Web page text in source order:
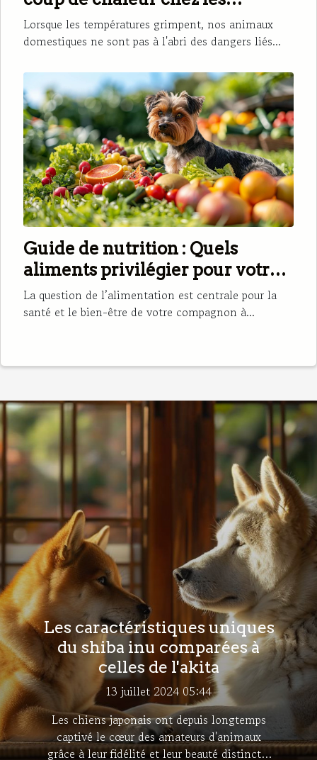
animaux domestiques
Lorsque les températures grimpent, nos animaux
domestiques ne sont pas à l'abri des dangers liés...
Guide de nutrition : Quels
aliments privilégier pour votre
petit chien ?
La question de l’alimentation est centrale pour la
santé et le bien-être de votre compagnon à...
Les caractéristiques uniques
du shiba inu comparées à
celles de l'akita
13 juillet 2024 05:44
Les chiens japonais ont depuis longtemps
captivé le cœur des amateurs d'animaux
grâce à leur fidélité et leur beauté distincte.